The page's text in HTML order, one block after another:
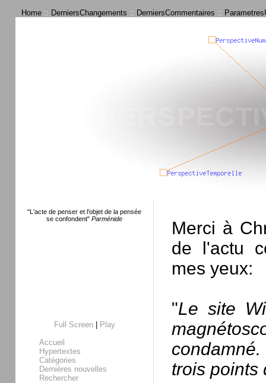
Home :: DerniersChangements :: DerniersCommentaires ::
"L'acte de penser et l'objet de la pensée
se confondent" Parménide
Full Screen|
Play
Accueil
Hypertextes
Catégories
Dernières nouvelles
Rechercher
Merci à
de l'actu
mes yeux:
"Le site
trois points